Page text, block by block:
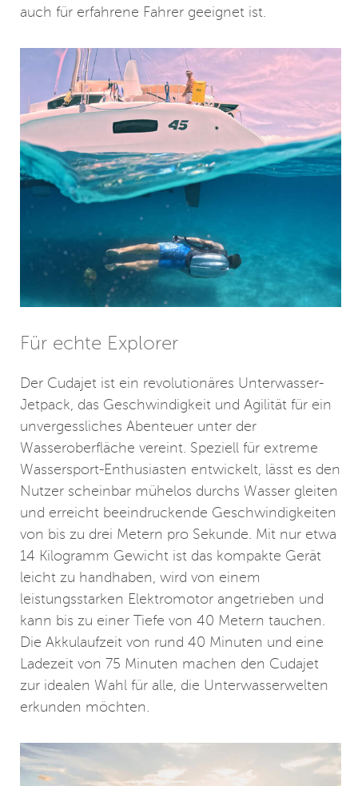
auch für erfahrene Fahrer geeignet ist.
Für echte Explorer
Der Cudajet ist ein revolutionäres Unterwasser-
Jetpack, das Geschwindigkeit und Agilität für ein
unvergessliches Abenteuer unter der
Wasseroberfläche vereint. Speziell für extreme
Wassersport-Enthusiasten entwickelt, lässt es den
Nutzer scheinbar mühelos durchs Wasser gleiten
und erreicht beeindruckende Geschwindigkeiten
von bis zu drei Metern pro Sekunde. Mit nur etwa
14 Kilogramm Gewicht ist das kompakte Gerät
leicht zu handhaben, wird von einem
leistungsstarken Elektromotor angetrieben und
kann bis zu einer Tiefe von 40 Metern tauchen.
Die Akkulaufzeit von rund 40 Minuten und eine
Ladezeit von 75 Minuten machen den Cudajet
zur idealen Wahl für alle, die Unterwasserwelten
erkunden möchten.